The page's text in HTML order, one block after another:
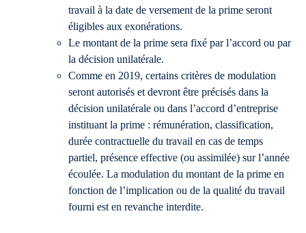
travail à la date de versement de la prime seront
éligibles aux exonérations.
Le montant de la prime sera fixé par l’accord ou par
la décision unilatérale.
Comme en 2019, certains critères de modulation
seront autorisés et devront être précisés dans la
décision unilatérale ou dans l’accord d’entreprise
instituant la prime : rémunération, classification,
durée contractuelle du travail en cas de temps
partiel, présence effective (ou assimilée) sur l’année
écoulée. La modulation du montant de la prime en
fonction de l’implication ou de la qualité du travail
fourni est en revanche interdite.